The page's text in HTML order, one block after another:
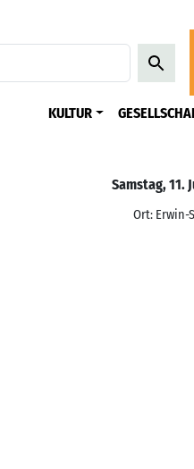
KULTUR
Samstag, 11.
Ort: Erwin-